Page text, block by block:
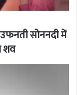
सोननदी में
शव